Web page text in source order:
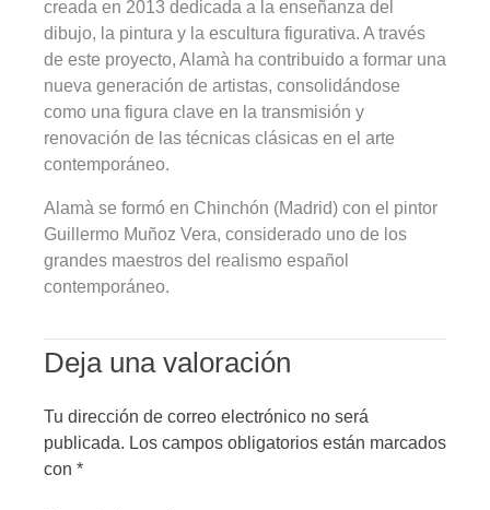
creada en 2013 dedicada a la enseñanza del
dibujo, la pintura y la escultura figurativa. A través
de este proyecto, Alamà ha contribuido a formar una
nueva generación de artistas, consolidándose
como una figura clave en la transmisión y
renovación de las técnicas clásicas en el arte
contemporáneo.
Alamà se formó en Chinchón (Madrid) con el pintor
Guillermo Muñoz Vera, considerado uno de los
grandes maestros del realismo español
contemporáneo.
Deja una valoración
Tu dirección de correo electrónico no será
publicada. Los campos obligatorios están marcados
con *